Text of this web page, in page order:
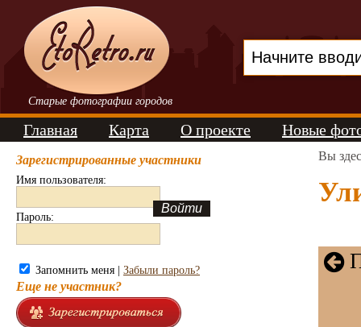
Старые фотографии городов
Главная Карта О проекте Новые
Зарегистрированные участники
Имя пользователя:
Пароль:
Запомнить меня | Забыли пароль?
Еще не участник?
Вы